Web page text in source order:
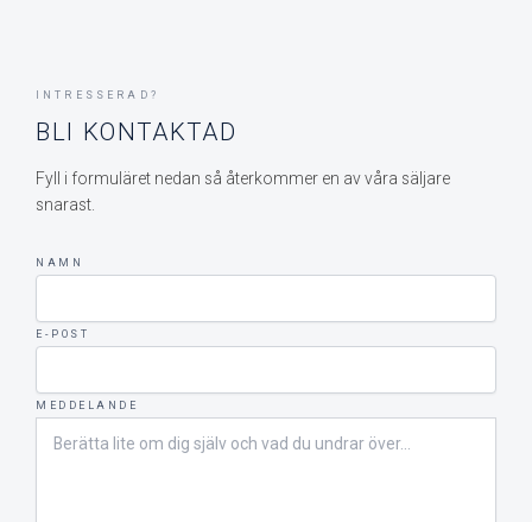
INTRESSERAD?
BLI KONTAKTAD
Fyll i formuläret nedan så återkommer en av våra säljare
snarast.
NAMN
E-POST
MEDDELANDE